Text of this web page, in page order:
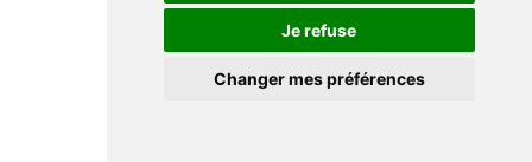
Je refuse
Changer mes préférences